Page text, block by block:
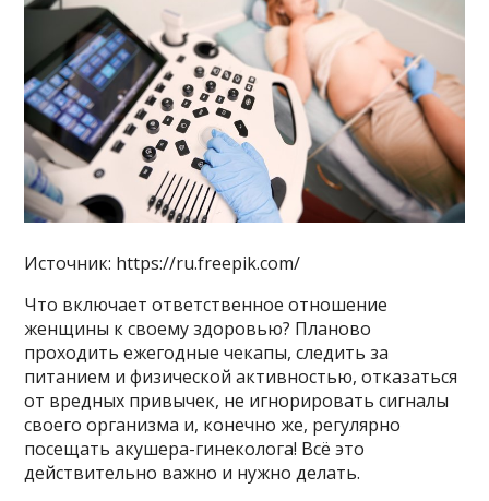
Источник: https://ru.freepik.com/
Что включает ответственное отношение
женщины к своему здоровью? Планово
проходить ежегодные чекапы, следить за
питанием и физической активностью, отказаться
от вредных привычек, не игнорировать сигналы
своего организма и, конечно же, регулярно
посещать акушера-гинеколога! Всё это
действительно важно и нужно делать.